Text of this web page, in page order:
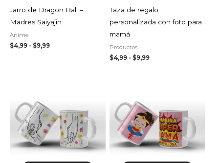
Jarro de Dragon Ball –
Madres Saiyajin
Anime
$4,99 - $9,99
Taza de regalo
personalizada con foto para
mamá
Productos
$4,99 - $9,99
$4,99
hasta
$9,99
$4,99
hasta
$9,99